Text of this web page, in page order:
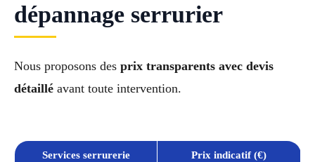
dépannage serrurier
Nous proposons des prix transparents avec devis
détaillé avant toute intervention.
Services serrurerie Prix indicatif (€)